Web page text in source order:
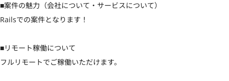
■案件の魅力（会社について・サービスについて）
Railsでの案件となります！
■リモート稼働について
フルリモートでご稼働いただけます。